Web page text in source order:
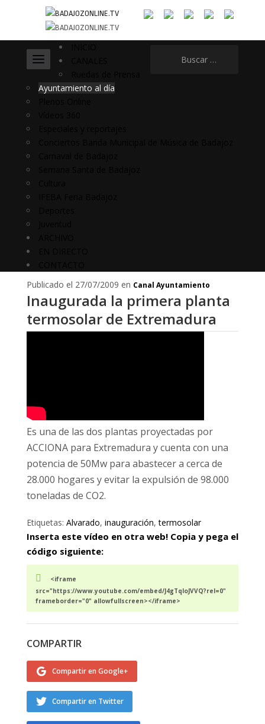
Ayuntamiento al día
Publicado el 27/07/2009 en Canal Ayuntamiento
Inaugurada la primera planta
termosolar de Extremadura
Es una de las dos plantas proyectadas por
ACCIONA para Extremadura y cuenta con una
potencia de 50Mw para abastecer a cerca de
28.000 hogares y evitar la expulsión de 98.000
toneladas de CO2.
Etiquetas: Alvarado, inauguración,termosolar
Inserta este vídeo en otra web! Copia y pega el
código siguiente:
<iframe
src="https://www.youtube.com/embed/J4gTqIoJVVQ?rel=0"
frameborder="0" allowfullscreen></iframe>
COMPARTIR
Compartir en Google+
Compartir en Twitter